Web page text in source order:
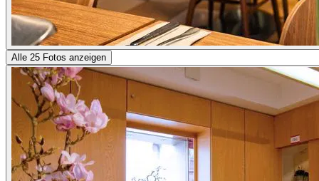
Alle 25 Fotos anzeigen